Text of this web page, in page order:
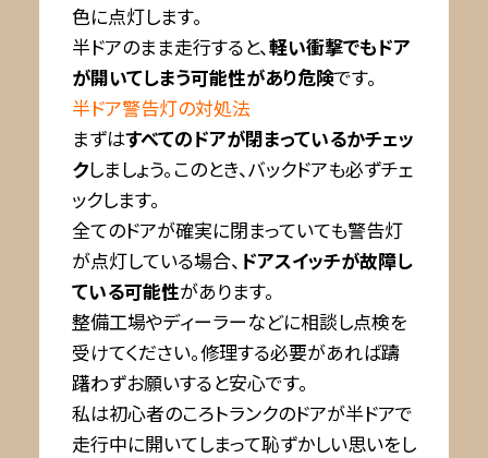
色に点灯します。
半ドアのまま走行すると、軽い衝撃でもドア
が開いてしまう可能性があり危険です。
半ドア警告灯の対処法
まずはすべてのドアが閉まっているかチェッ
クしましょう。このとき、バックドアも必ずチェ
ックします。
全てのドアが確実に閉まっていても警告灯
が点灯している場合、 ドアスイッチが故障し
ている可能性があります。
整備工場やディーラーなどに相談し点検を
受けてください。修理する必要があれば躊
躇わずお願いすると安心です。
私は初心者のころトランクのドアが半ドアで
走行中に開いてしまって恥ずかしい思いをし